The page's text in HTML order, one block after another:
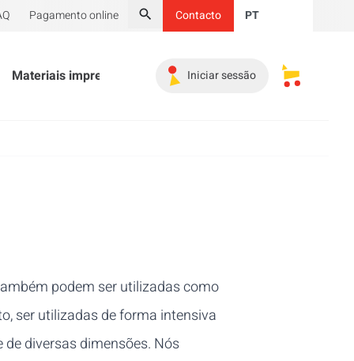
Pagamento online
Pesquisar
Contacto PT
Materiais impressos Material promocional
Iniciar sessão Os meus
podem ser utilizadas como
ser utilizadas de forma intensiva
de diversas dimensões. Nós